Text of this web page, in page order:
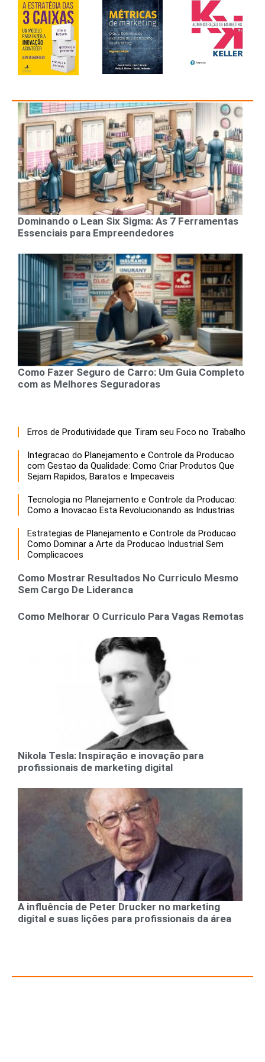
Dominando o Lean Six Sigma: As 7 Ferramentas
Essenciais para Empreendedores
Como Fazer Seguro de Carro: Um Guia Completo
com as Melhores Seguradoras
Erros de Produtividade que Tiram seu Foco no Trabalho
Integracao do Planejamento e Controle da Producao
com Gestao da Qualidade: Como Criar Produtos Que
Sejam Rapidos, Baratos e Impecaveis
Tecnologia no Planejamento e Controle da Producao:
Como a Inovacao Esta Revolucionando as Industrias
Estrategias de Planejamento e Controle da Producao:
Como Dominar a Arte da Producao Industrial Sem
Complicacoes
Como Mostrar Resultados No Curriculo Mesmo
Sem Cargo De Lideranca
Como Melhorar O Curriculo Para Vagas Remotas
Nikola Tesla: Inspiração e inovação para
profissionais de marketing digital
A influência de Peter Drucker no marketing
digital e suas lições para profissionais da área